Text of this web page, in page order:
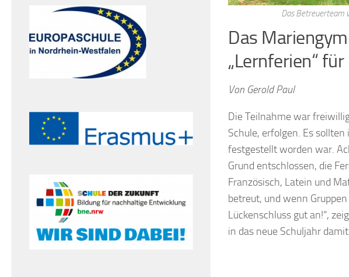
Das Betreuerteam
Das
„Lernferien“
Von Gerold Paul
Die Teilnahme war
Schule, erfolgen. Es
festgestellt worden war.
Grund entschlossen, die
Französisch, Latein und
betreut, und wenn
Lückenschluss gut an!“,
in das neue Schuljahr